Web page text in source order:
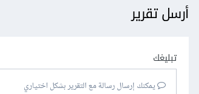
أرسل تقرير
تبليغك
يمكنك إرسال رسالة مع التقرير بشكل اختياري